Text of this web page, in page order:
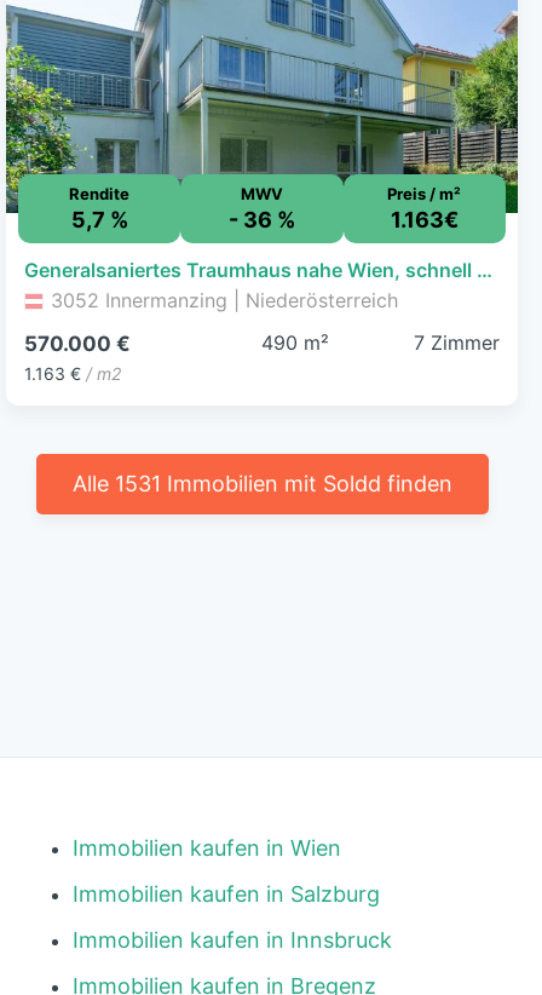
Rendite
5,7 %
MWV
- 36 %
Preis / m²
1.163€
Generalsaniertes Traumhaus nahe Wien, schnell erreichbar vom P+R Hütteldorf
3052 Innermanzing | Niederösterreich
570.000 €
1.163 € / m2
490 m² 7 Zimmer
Alle 1531 Immobilien mit Soldd finden
Immobilien kaufen in Wien
Immobilien kaufen in Salzburg
Immobilien kaufen in Innsbruck
Immobilien kaufen in Bregenz